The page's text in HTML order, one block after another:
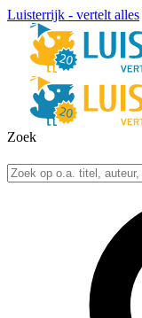
Luisterrijk - vertelt alles
Zoek